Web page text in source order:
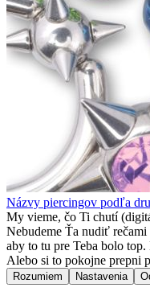
Názvy piercingov podľa
My vieme, čo Ti chutí
Nebudeme Ťa nudiť
aby to tu pre Teba bolo
Alebo si to pokojne prepni
Rozumiem Nastavenia